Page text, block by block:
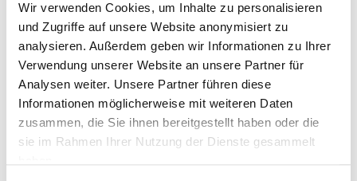
Wir verwenden Cookies, um Inhalte zu personalisieren
und Zugriffe auf unsere Website anonymisiert zu
analysieren. Außerdem geben wir Informationen zu Ihrer
Verwendung unserer Website an unsere Partner für
Analysen weiter. Unsere Partner führen diese
Informationen möglicherweise mit weiteren Daten
zusammen, die Sie ihnen bereitgestellt haben oder die
sie im Rahmen Ihrer Nutzung der Dienste gesammelt
- Sicherstellen der normalen X-chromosomalen Ausstattung
bei nicht geschlechtsreifen Stuten
Extension (E-Lokus)
Artikel-Nr.: GSH203
53,90 € inkl. MwSt.
verfügbar.